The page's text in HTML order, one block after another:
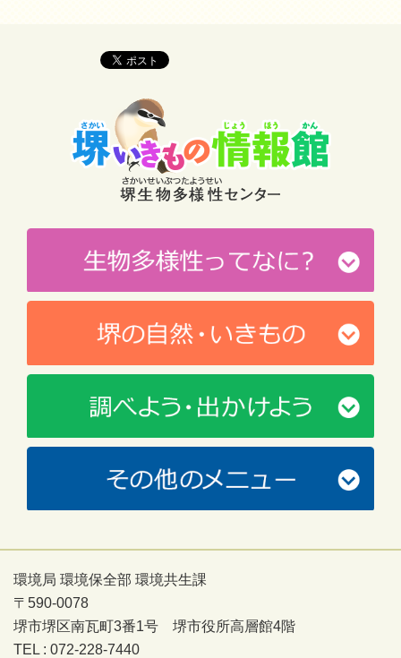
環境局 環境保全部 環境共生課
〒590-0078
堺市堺区南瓦町3番1号 堺市役所高層館4階
TEL : 072-228-7440